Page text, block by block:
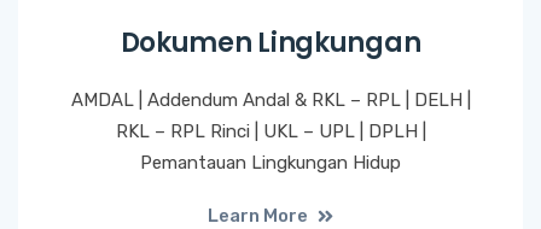
Dokumen Lingkungan
AMDAL | Addendum Andal & RKL – RPL | DELH |
RKL – RPL Rinci | UKL – UPL | DPLH |
Pemantauan Lingkungan Hidup
Learn More